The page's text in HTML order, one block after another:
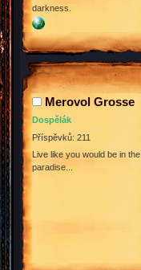
darkness.
Merovol Grosse
Dospělák
Příspěvků: 211
Live like you would be in the
paradise...